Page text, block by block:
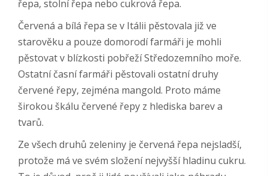
řepa, stolní řepa nebo cukrová řepa.
Červená a bílá řepa se v Itálii pěstovala již ve
starověku a pouze domorodí farmáři je mohli
pěstovat v blízkosti pobřeží Středozemního moře.
Ostatní časní farmáři pěstovali ostatní druhy
červené řepy, zejména mangold. Proto máme
širokou škálu červené řepy z hlediska barev a
tvarů.
Ze všech druhů zeleniny je červená řepa nejsladší,
protože má ve svém složení nejvyšší hladinu cukru.